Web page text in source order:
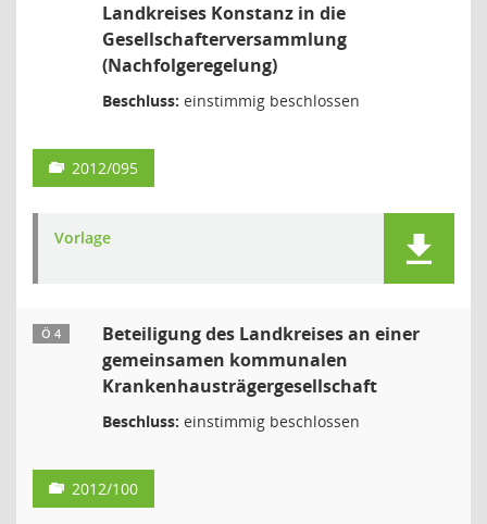
Landkreises Konstanz in die
Gesellschafterversammlung
(Nachfolgeregelung)
Beschluss: einstimmig beschlossen
2012/095
Vorlage
Ö 4
Beteiligung des Landkreises an einer
gemeinsamen kommunalen
Krankenhausträgergesellschaft
Beschluss: einstimmig beschlossen
2012/100